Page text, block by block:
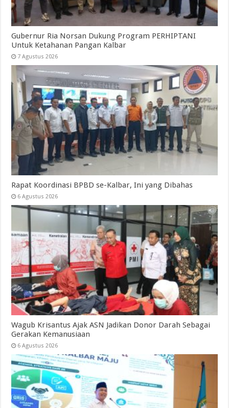
Gubernur Ria Norsan Dukung Program PERHIPTANI
Untuk Ketahanan Pangan Kalbar
7 Agustus 2026
Rapat Koordinasi BPBD se-Kalbar, Ini yang Dibahas
6 Agustus 2026
Wagub Krisantus Ajak ASN Jadikan Donor Darah Sebagai
Gerakan Kemanusiaan
6 Agustus 2026